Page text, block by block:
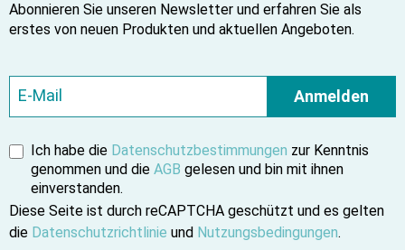
Abonnieren Sie unseren Newsletter und erfahren Sie als
erstes von neuen Produkten und aktuellen Angeboten.
Anmelden
Ich habe die Datenschutzbestimmungen zur Kenntnis
genommen und die AGB gelesen und bin mit ihnen
einverstanden.
Diese Seite ist durch reCAPTCHA geschützt und es gelten
die Datenschutzrichtlinie und Nutzungsbedingungen.